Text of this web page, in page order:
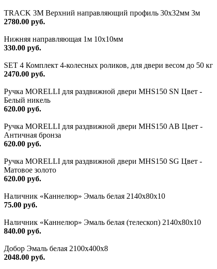
TRACK 3M Верхний направляющий профиль 30х32мм 3м
2780.00 руб.
Нижняя направляющая 1м 10х10мм
330.00 руб.
SET 4 Комплект 4-колесных роликов, для двери весом до 50 кг
2470.00 руб.
Ручка MORELLI для раздвижной двери MHS150 SN Цвет -
Белый никель
620.00 руб.
Ручка MORELLI для раздвижной двери MHS150 AB Цвет -
Античная бронза
620.00 руб.
Ручка MORELLI для раздвижной двери MHS150 SG Цвет -
Матовое золото
620.00 руб.
Наличник «Каннелюр» Эмаль белая 2140х80х10
75.00 руб.
Наличник «Каннелюр» Эмаль белая (телескоп) 2140х80х10
840.00 руб.
Добор Эмаль белая 2100х400х8
2048.00 руб.